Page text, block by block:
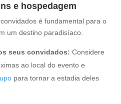
e hospedagem
é fundamental para o
um destino paradisíaco.
seus convidados: Considere
ao local do evento e
para tornar a estadia deles